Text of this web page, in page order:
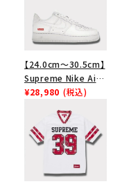
【24.0cm～30.5cm】
Supreme Nike Air
Force 1 Low シュプ
ース１スニーカー シ
ューズ ホワイト
¥28,980 (税込)